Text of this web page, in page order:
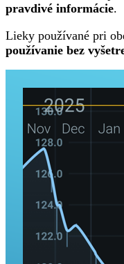
pravdivé informácie.
Lieky používané pri
používanie bez